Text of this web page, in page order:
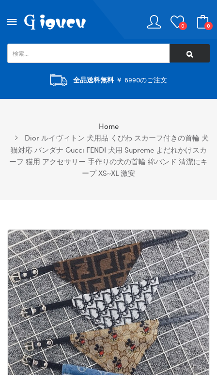
0 0
全品送料無料￥ 8990のご注文
Home
Dior ルイヴィトン 犬用品 くびわ スカーフ付きの首輪 犬
猫対応 バンダナ Gucci FENDI 犬用 Supreme よだれかけスカ
ーフ 猫用 アクセサリー 手作りの犬の首輪 綿バンド 清潔にキ
ープ XS~XL 激安